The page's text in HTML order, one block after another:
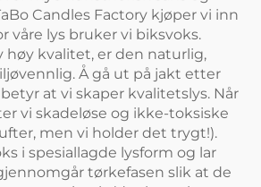
Candles Factory kjøper vi inn
våre lys bruker vi biksvoks.
høy kvalitet, er den naturlig,
Å gå ut på jakt etter
at vi skaper kvalitetslys. Når
vi skadeløse og ikke-toksiske
men vi holder det trygt!).
i spesiallagde lysform og lar
tørkefasen slik at de